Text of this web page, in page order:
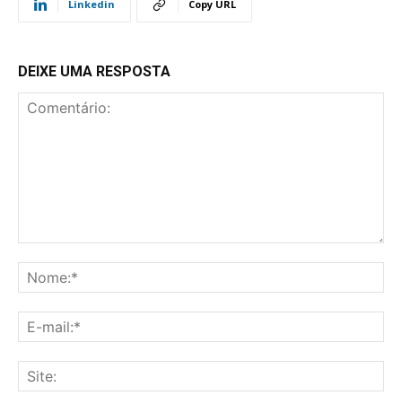
Linkedin Copy URL
DEIXE UMA RESPOSTA